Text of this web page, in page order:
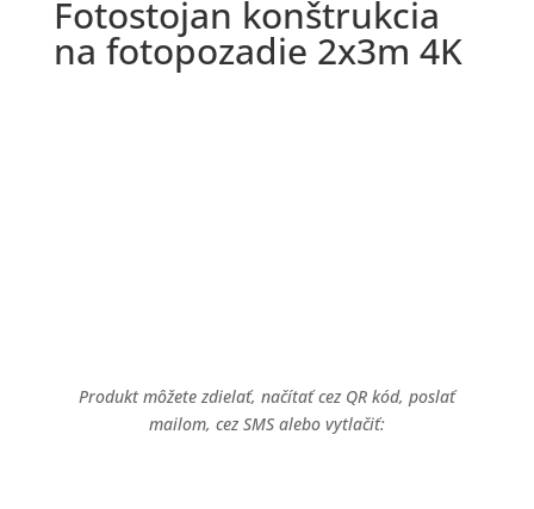
Fotostojan konštrukcia
na fotopozadie 2x3m 4K
Produkt môžete zdielať, načítať cez QR kód, poslať
mailom, cez SMS alebo vytlačiť: